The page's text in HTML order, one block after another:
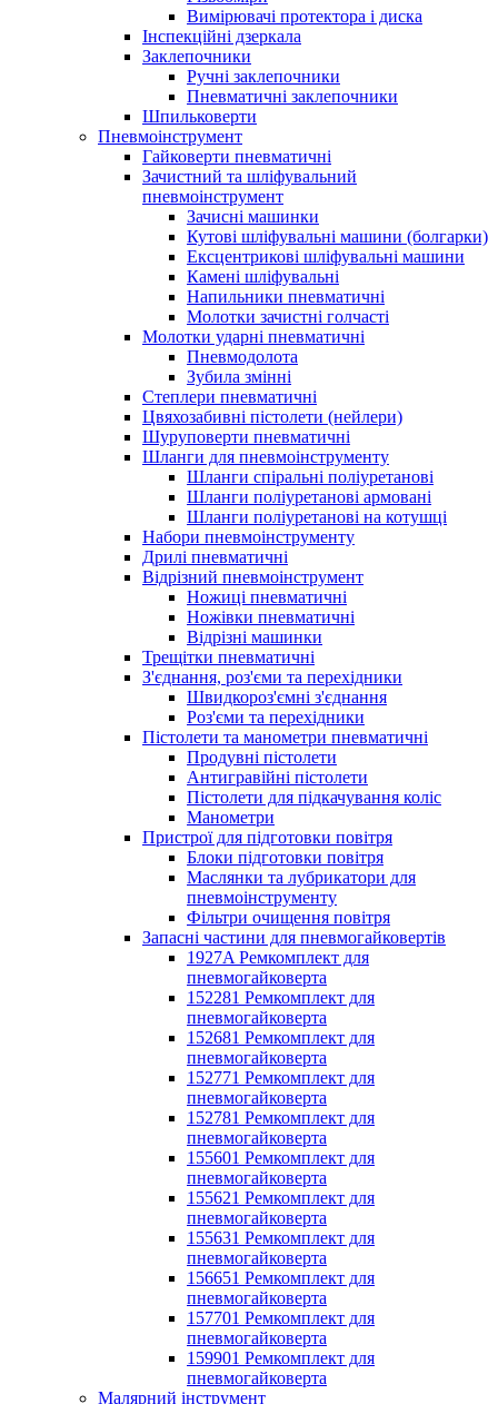
Вимірювачі протектора і диска
Інспекційні дзеркала
Заклепочники
Ручні заклепочники
Пневматичні заклепочники
Шпильковерти
Пневмоінструмент
Гайковерти пневматичні
Зачистний та шліфувальний
пневмоінструмент
Зачисні машинки
Кутові шліфувальні машини (болгарки)
Ексцентрикові шліфувальні машини
Камені шліфувальні
Напильники пневматичні
Молотки зачистні голчасті
Молотки ударні пневматичні
Пневмодолота
Зубила змінні
Степлери пневматичні
Цвяхозабивні пістолети (нейлери)
Шуруповерти пневматичні
Шланги для пневмоінструменту
Шланги спіральні поліуретанові
Шланги поліуретанові армовані
Шланги поліуретанові на котушці
Набори пневмоінструменту
Дрилі пневматичні
Відрізний пневмоінструмент
Ножиці пневматичні
Ножівки пневматичні
Відрізні машинки
Трещітки пневматичні
З'єднання, роз'єми та перехідники
Швидкороз'ємні з'єднання
Роз'єми та перехідники
Пістолети та манометри пневматичні
Продувні пістолети
Антигравійні пістолети
Пістолети для підкачування коліс
Манометри
Пристрої для підготовки повітря
Блоки підготовки повітря
Маслянки та лубрикатори для
пневмоінструменту
Фільтри очищення повітря
Запасні частини для пневмогайковертів
1927A Ремкомплект для
пневмогайковерта
152281 Ремкомплект для
пневмогайковерта
152681 Ремкомплект для
пневмогайковерта
152771 Ремкомплект для
пневмогайковерта
152781 Ремкомплект для
пневмогайковерта
155601 Ремкомплект для
пневмогайковерта
155621 Ремкомплект для
пневмогайковерта
155631 Ремкомплект для
пневмогайковерта
156651 Ремкомплект для
пневмогайковерта
157701 Ремкомплект для
пневмогайковерта
159901 Ремкомплект для
пневмогайковерта
Малярний інструмент